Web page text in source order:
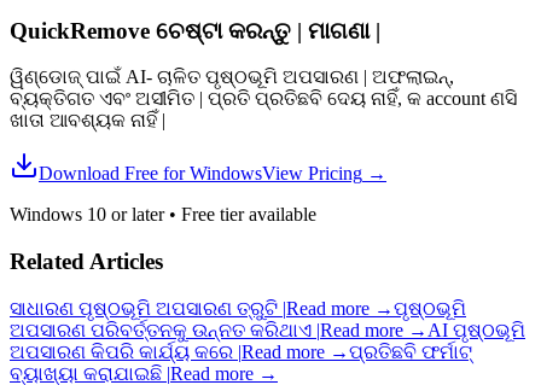
QuickRemove ଚେଷ୍ଟା କରନ୍ତୁ | ମାଗଣା |
ୱିଣ୍ଡୋଜ୍ ପାଇଁ AI- ଚାଳିତ ପୃଷ୍ଠଭୂମି ଅପସାରଣ | ଅଫଲାଇନ୍,
ବ୍ୟକ୍ତିଗତ ଏବଂ ଅସୀମିତ | ପ୍ରତି ପ୍ରତିଛବି ଦେୟ ନାହିଁ, କ account ଣସି
ଖାତା ଆବଶ୍ୟକ ନାହିଁ |
Download Free for WindowsView Pricing →
Windows 10 or later• Free tier available
Related Articles
ସାଧାରଣ ପୃଷ୍ଠଭୂମି ଅପସାରଣ ତ୍ରୁଟି |Read more →ପୃଷ୍ଠଭୂମି
ଅପସାରଣ ପରିବର୍ତ୍ତନକୁ ଉନ୍ନତ କରିଥାଏ |Read more → AI ପୃଷ୍ଠଭୂମି
ଅପସାରଣ କିପରି କାର୍ଯ୍ୟ କରେ |Read more →ପ୍ରତିଛବି ଫର୍ମାଟ୍
ବ୍ୟାଖ୍ୟା କରାଯାଇଛି |Read more →